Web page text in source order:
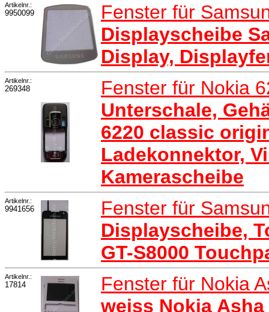
Artikelnr.:
9950099
Fenster für
Displayscheibe
Display,
Artikelnr.:
269348
Fenster für Nokia
Unterschale,
6220 classic
Ladekonnektor,
Kamerascheibe
Artikelnr.:
9941656
Fenster für
Displayscheibe,
GT-S8000
Artikelnr.:
17814
Fenster für Nokia
weiss Nokia